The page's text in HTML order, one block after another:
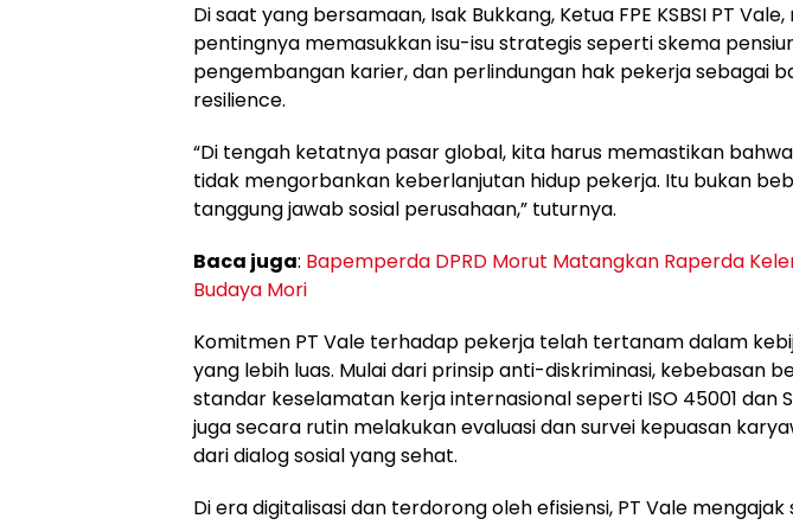
Di saat yang bersamaan, Isak Bukkang, Ketua FPE KSBSI PT
pentingnya memasukkan isu-isu strategis seperti skema
pengembangan karier, dan perlindungan hak pekerja sebagai
resilience.
“Di tengah ketatnya pasar global, kita harus memastikan
tidak mengorbankan keberlanjutan hidup pekerja. Itu bukan
tanggung jawab sosial perusahaan,” tuturnya.
Baca juga: Bapemperda DPRD Morut Matangkan Raperda
Budaya Mori
Komitmen PT Vale terhadap pekerja telah tertanam dalam
yang lebih luas. Mulai dari prinsip anti-diskriminasi, kebebasan
standar keselamatan kerja internasional seperti ISO 45001 dan
juga secara rutin melakukan evaluasi dan survei kepuasan
dari dialog sosial yang sehat.
Di era digitalisasi dan terdorong oleh efisiensi, PT Vale